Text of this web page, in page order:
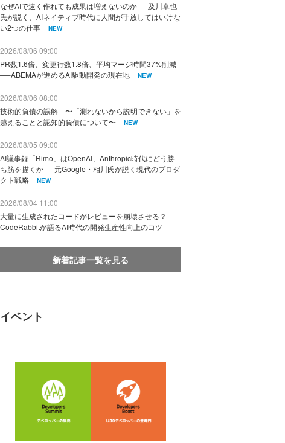
なぜAIで速く作れても成果は増えないのか──及川卓也
氏が説く、AIネイティブ時代に人間が手放してはいけな
い2つの仕事
NEW
2026/08/06 09:00
PR数1.6倍、変更行数1.8倍、平均マージ時間37%削減
──ABEMAが進めるAI駆動開発の現在地
NEW
2026/08/06 08:00
技術的負債の誤解 〜「測れないから説明できない」を
越えることと認知的負債について〜
NEW
2026/08/05 09:00
AI議事録「Rimo」はOpenAI、Anthropic時代にどう勝
ち筋を描くか──元Google・相川氏が説く現代のプロダ
クト戦略
NEW
2026/08/04 11:00
大量に生成されたコードがレビューを崩壊させる？
CodeRabbitが語るAI時代の開発生産性向上のコツ
新着記事一覧を見る
イベント